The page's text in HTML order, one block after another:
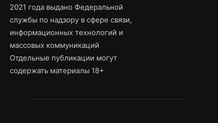
2021 года выдано Федеральной
службы по надзору в сфере связи,
информационных технологий и
массовых коммуникаций
Отдельные публикации могут
содержать материалы 18+